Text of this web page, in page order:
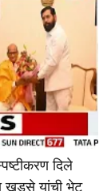
दिले
खडसे यांची भेट